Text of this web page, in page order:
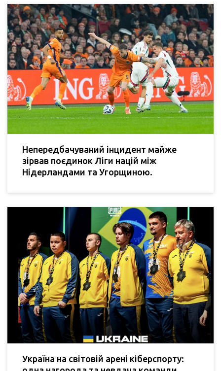
Непередбачуваний інцидент майже
зірвав поєдинок Ліги націй між
Нідерландами та Угорщиною.
Україна на світовій арені кіберспорту: